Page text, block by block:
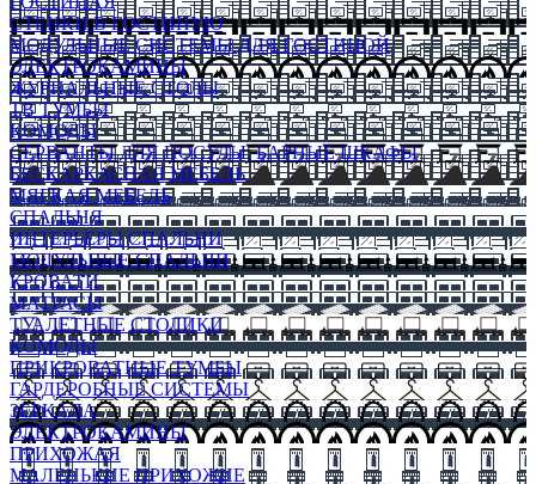
СТЕНКИ В ГОСТИНУЮ
МОДУЛЬНЫЕ СИСТЕМЫ ДЛЯ ГОСТИНОЙ
ЭЛЕКТРОКАМИНЫ
ЖУРНАЛЬНЫЕ СТОЛЫ
ТВ ТУМБЫ
КОМОДЫ
СЕРВАНТЫ ДЛЯ ПОСУДЫ, БАРНЫЕ ШКАФЫ
БЕСКАРКАСНАЯ МЕБЕЛЬ
МЯГКАЯ МЕБЕЛЬ
СПАЛЬНЯ
ИНТЕРЬЕРЫ СПАЛЬНИ
МОДУЛЬНЫЕ СПАЛЬНИ
КРОВАТИ
МАТРАСЫ
ТУАЛЕТНЫЕ СТОЛИКИ
КОМОДЫ
ПРИКРОВАТНЫЕ ТУМБЫ
ГАРДЕРОБНЫЕ СИСТЕМЫ
ЗЕРКАЛА
ЭЛЕКТРОКАМИНЫ
ПРИХОЖАЯ
МАЛЕНЬКИЕ ПРИХОЖИЕ